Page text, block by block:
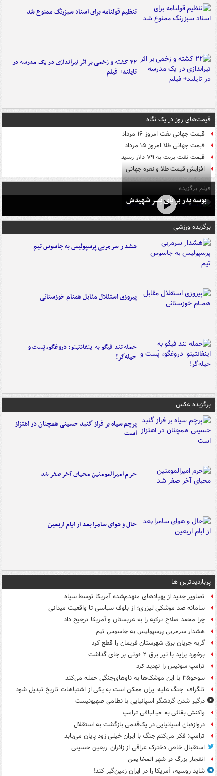
تنظیم قولنامه برای اسناد سبزرنگ ممنوع شد
۲۲ کشته و زخمی بر اثر تیراندازی در یک مدرسه در
تایلند+ فیلم
قیمت‌های روز در یک نگاه
قیمت جهانی نفت امروز ۱۶ مرداد
قیمت جهانی طلا امروز ۱۵ مرداد
قیمت نفت برنت به ۷۹ دلار رسید
افزایش قیمت طلا و نقره جهانی
فیلم برگزیده
بوسه‌ پدر بر پای پسر شهیدش
برگزیده ورزشی
هشدار سرمربی پرسپولیس به جاسوس تیم
پیروزی استقلال مقابل همنام خوزستانی
حمله تند فیگو به اینفانتینو: دروغگو، پَست‌ و
حیله‌گر!
برگزیده عکس
پرچم سیاه بر فراز گنبد حسینی همچنان در اهتزاز
است
حرم امیرالمومنین محیای آخر صفر شد
حال و هوای سامرا بعد از ایام اربعین
پربازدیدترین ها
تصاویر جدید از پهپادهای منهدم‌شده آمریکا توسط سپاه
سامانه ضد موشکی لیزری؛ از بلوف سیاسی تا واقعیت میدانی
چرا محمد صلاح ترکیه را به عربستان و آمریکا ترجیح داد
هشدار سرمربی پرسپولیس به جاسوس تیم
گربه جریان برق شهرستان فریمان را قطع کرد
برخورد پراید با تیر برق ۲ فوتی بر جای گذاشت
ترامپ سوئیس را تهدید کرد
سوخو۳۵ با این موشک‌ها به ناوهای‌جنگی حمله می‌کند
تلگراف: جنگ علیه ایران ممکن است به یکی از اشتباهات تاریخ تبدیل شود
درگیر شدن گردشگر اسپانیایی با نظامی صهیونیست
واکنش بقائی به خیالبافی ترامپ
دروازه‌بان اسپانیایی در یک‌قدمی بازگشت به استقلال
ترامپ: فکر می‌کنم جنگ با ایران خیلی زود پایان می‌یابد
استقبال خاص دخترک عراقی از زائران اربعین حسینی
انفجار بزرگ در شهر المخا یمن
شاید روسیه، آمریکا را در ایران زمین‌گیر کند!